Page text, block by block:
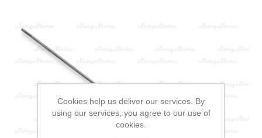
Cookies help us deliver our services. By
using our services, you agree to our use of
cookies.